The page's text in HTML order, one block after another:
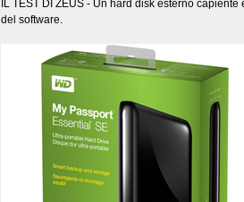
IL TEST DI ZEUS - Un hard disk esterno
del software.